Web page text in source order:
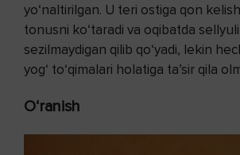
yo‘naltirilgan. U teri ostiga qon
tonusni ko‘taradi va oqibatda
sezilmaydigan qilib qo‘yadi, lekin
yog‘ to‘qimalari holatiga ta’sir qila
O‘ranish